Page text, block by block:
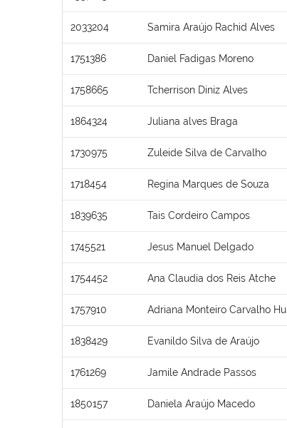
2033204 Samira Araújo Rachid Alves
1751386 Daniel Fadigas Moreno
1758665 Tcherrison Diniz Alves
1864324 Juliana alves Braga
1730975 Zuleide Silva de Carvalho
1718454 Regina Marques de Souza
1839635 Tais Cordeiro Campos
1745521 Jesus Manuel Delgado
1754452 Ana Claudia dos Reis Atche
1757910 Adriana Monteiro Carvalho
1838429 Evanildo Silva de Araújo
1761269 Jamile Andrade Passos
1850157 Daniela Araújo Macedo